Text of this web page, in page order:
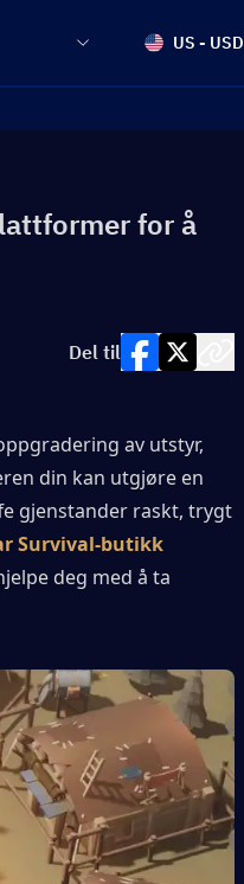
US - USD
for å
Del til
av utstyr,
din kan utgjøre en
gjenstander raskt, trygt
Survival-butikk
deg med å ta